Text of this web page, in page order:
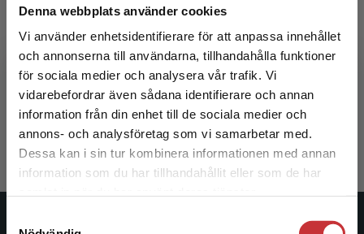
Denna webbplats använder cookies
Vi använder enhetsidentifierare för att anpassa innehållet
och annonserna till användarna, tillhandahålla funktioner
för sociala medier och analysera vår trafik. Vi
vidarebefordrar även sådana identifierare och annan
information från din enhet till de sociala medier och
annons- och analysföretag som vi samarbetar med.
Dessa kan i sin tur kombinera informationen med annan
information som du har tillhandahållit eller som de har
Begränsad fraktregion
Det verkar som att du besöker
studentlitteratur.se via en enhet utanför Sverige.
Vi erbjuder inte leveranser utanför Sverige. För
Introduktion till medieteknik
Falkenberg Josefsson, P - Wiberg, M (red.)
233 krinkl. moms
Exkl. moms: 220 kr